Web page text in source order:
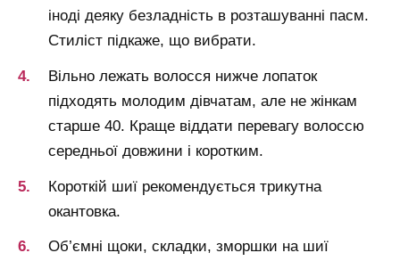
іноді деяку безладність в розташуванні пасм.
Стиліст підкаже, що вибрати.
Вільно лежать волосся нижче лопаток
підходять молодим дівчатам, але не жінкам
старше 40. Краще віддати перевагу волоссю
середньої довжини і коротким.
Короткій шиї рекомендується трикутна
окантовка.
Об’ємні щоки, складки, зморшки на шиї